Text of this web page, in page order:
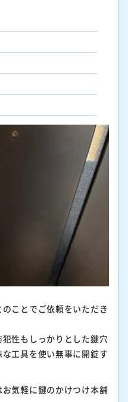
ことでご依頼をいただき
性もしっかりとした鍵穴
工具を使い無事に開錠す
気軽に鍵のかけつけ本舗